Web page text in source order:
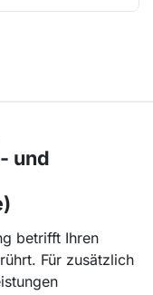
und
betrifft Ihren
Für zusätzlich